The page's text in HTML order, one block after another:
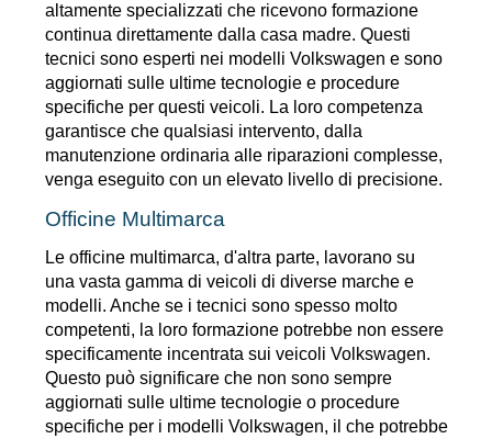
altamente specializzati che ricevono formazione
continua direttamente dalla casa madre. Questi
tecnici sono esperti nei modelli Volkswagen e sono
aggiornati sulle ultime tecnologie e procedure
specifiche per questi veicoli. La loro competenza
garantisce che qualsiasi intervento, dalla
manutenzione ordinaria alle riparazioni complesse,
venga eseguito con un elevato livello di precisione.
Officine Multimarca
Le officine multimarca, d'altra parte, lavorano su
una vasta gamma di veicoli di diverse marche e
modelli. Anche se i tecnici sono spesso molto
competenti, la loro formazione potrebbe non essere
specificamente incentrata sui veicoli Volkswagen.
Questo può significare che non sono sempre
aggiornati sulle ultime tecnologie o procedure
specifiche per i modelli Volkswagen, il che potrebbe